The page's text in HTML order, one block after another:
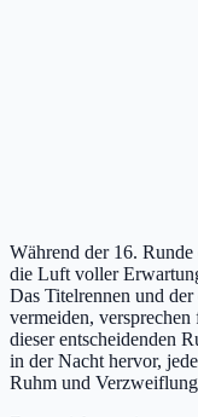
Während der 16.
die Luft voller
Das Titelrennen und
vermeiden,
dieser entscheidenden
in der Nacht hervor,
Ruhm und